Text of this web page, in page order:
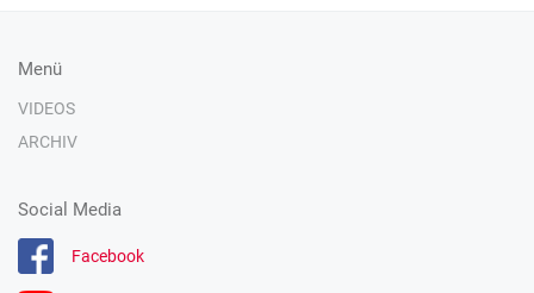
Menü
VIDEOS
ARCHIV
Social Media
Facebook